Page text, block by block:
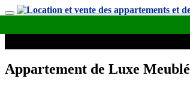
Appartement de Luxe